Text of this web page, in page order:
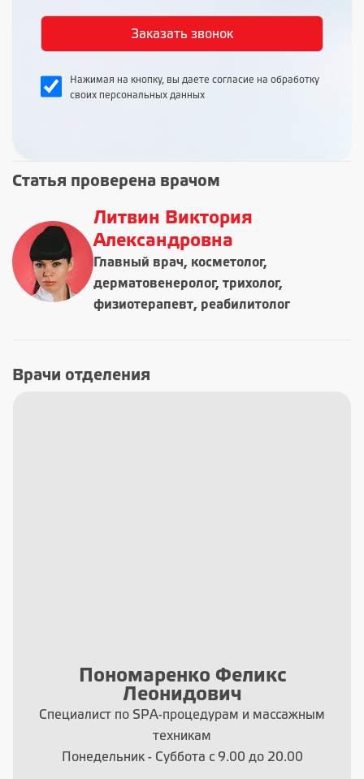
Нажимая на кнопку, вы даете согласие на обработку
своих персональных данных
Статья проверена врачом
Литвин Виктория
Александровна
Главный врач, косметолог,
дерматовенеролог, трихолог,
физиотерапевт, реабилитолог
Врачи отделения
Пономаренко Феликс
Леонидович
Специалист по SPA-процедурам и массажным
техникам
Понедельник - Суббота с 9.00 до 20.00